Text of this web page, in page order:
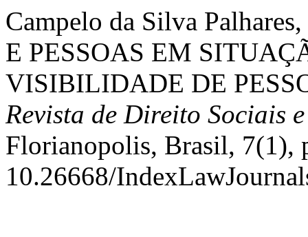
Campelo da Silva
E PESSOAS EM
VISIBILIDADE DE
Revista de Direito Sociais
Florianopolis, Brasil, 7(1),
10.26668/